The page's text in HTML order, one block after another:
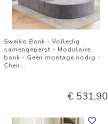
Sweiko Bank - Volledig
samengeperst - Modulaire
bank - Geen montage nodig -
Chen...
€ 531,90